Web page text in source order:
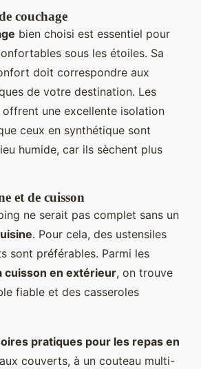
couchage
bien choisi est essentiel pour
sous les étoiles. Sa
doit correspondre aux
de votre destination. Les
une excellente isolation
ceux en synthétique sont
humide, car ils sèchent plus
et de cuisson
ne serait pas complet sans un
. Pour cela, des ustensiles
sont préférables. Parmi les
cuisson en extérieur, on trouve
fiable et des casseroles
pratiques pour les repas en
couverts, à un couteau multi-